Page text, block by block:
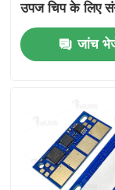
उपज चिप के लिए
B220Z00 ड्रम
जांच